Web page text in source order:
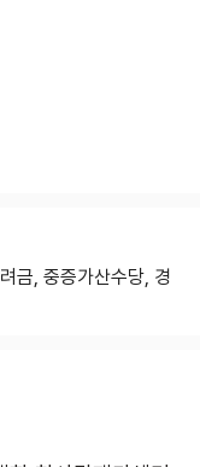
금, 중증가산수당, 경